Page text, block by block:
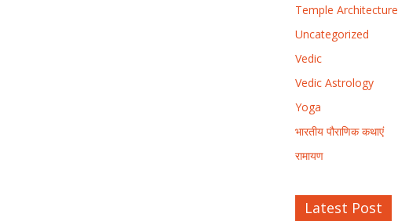
Temple Architecture
Uncategorized
Vedic
Vedic Astrology
Yoga
भारतीय पौराणिक कथाएं
रामायण
Latest Post